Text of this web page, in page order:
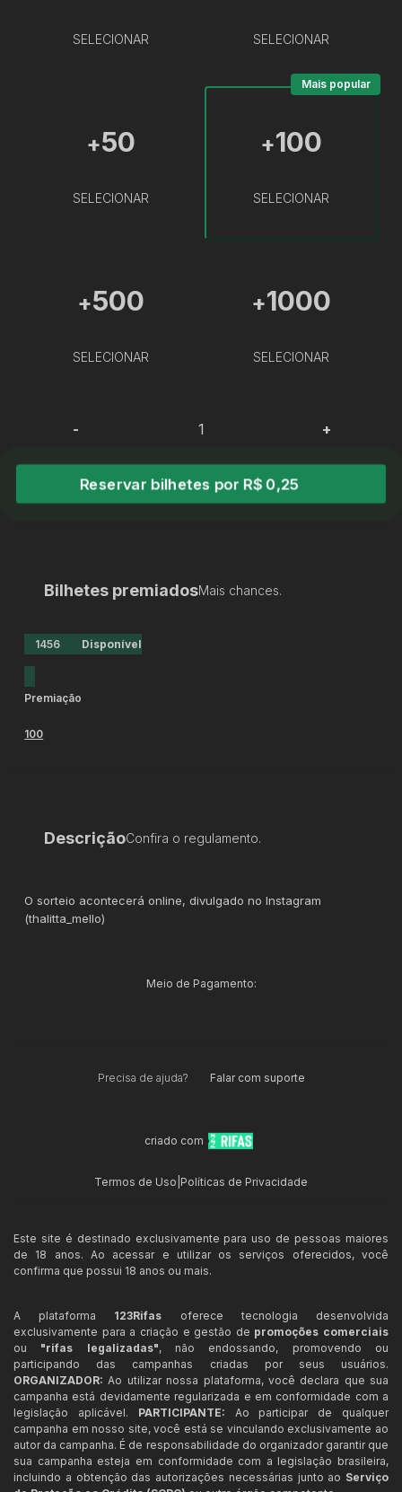
SELECIONAR SELECIONAR
+50
SELECIONAR
+100
SELECIONAR
Mais popular
+500
SELECIONAR
+1000
SELECIONAR
- +
Reservar bilhetes por R$ 0,25
Bilhetes premiadosMais chances.
1456 Disponível
Premiação
100
DescriçãoConfira o regulamento.
O sorteio acontecerá online, divulgado no Instagram
(thalitta_mello)
Meio de Pagamento:
Precisa de ajuda? Falar com suporte
criado com
Termos de Uso Políticas de Privacidade
Este site é destinado exclusivamente para uso de pessoas maiores
de 18 anos. Ao acessar e utilizar os serviços oferecidos, você
confirma que possui 18 anos ou mais.
A plataforma 123Rifas oferece tecnologia desenvolvida
exclusivamente para a criação e gestão de promoções comerciais
ou "rifas legalizadas", não endossando, promovendo ou
participando das campanhas criadas por seus usuários.
ORGANIZADOR: Ao utilizar nossa plataforma, você declara que sua
campanha está devidamente regularizada e em conformidade com a
legislação aplicável. PARTICIPANTE: Ao participar de qualquer
campanha em nosso site, você está se vinculando exclusivamente ao
autor da campanha. É de responsabilidade do organizador garantir que
sua campanha esteja em conformidade com a legislação brasileira,
incluindo a obtenção das autorizações necessárias junto ao Serviço